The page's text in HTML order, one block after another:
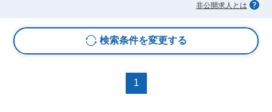
非公開求人とは
検索条件を変更する
1